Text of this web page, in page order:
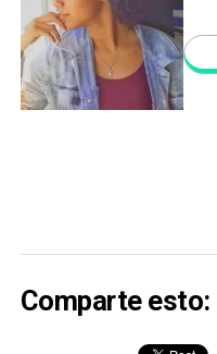
Comparte esto: